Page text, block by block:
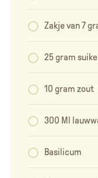
Zakje van 7
25 gram
10 gram zout
300 Ml
Basilicum